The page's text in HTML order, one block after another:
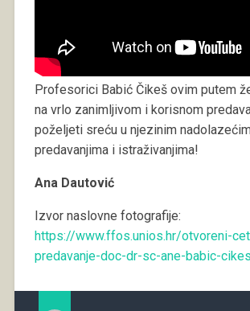
Profesorici Babić Čikeš ovim putem
na vrlo zanimljivom i korisnom
poželjeti sreću u njezinim
predavanjima i istraživanjima!
Ana Dautović
Izvor naslovne fotografije:
https://www.ffos.unios.hr/otvoreni-
predavanje-doc-dr-sc-ane-babic-cikes